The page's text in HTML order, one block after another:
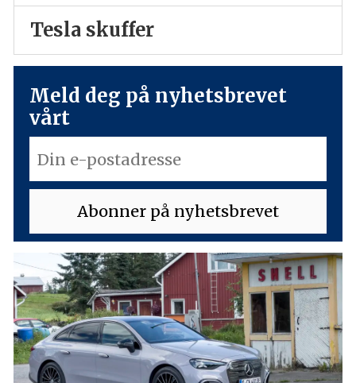
Tesla skuffer
Meld deg på nyhetsbrevet
vårt